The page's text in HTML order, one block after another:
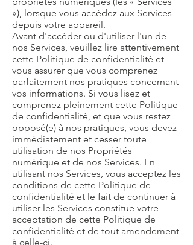
»), lorsque vous accédez aux Services
depuis votre appareil.
Avant d'accéder ou d'utiliser l'un de
nos Services, veuillez lire attentivement
cette Politique de confidentialité et
vous assurer que vous comprenez
parfaitement nos pratiques concernant
vos informations. Si vous lisez et
comprenez pleinement cette Politique
de confidentialité, et que vous restez
opposé(e) à nos pratiques, vous devez
immédiatement et cesser toute
utilisation de nos Propriétés
numérique et de nos Services. En
utilisant nos Services, vous acceptez les
conditions de cette Politique de
confidentialité et le fait de continuer à
utiliser les Services constitue votre
acceptation de cette Politique de
confidentialité et de tout amendement
à celle-ci.